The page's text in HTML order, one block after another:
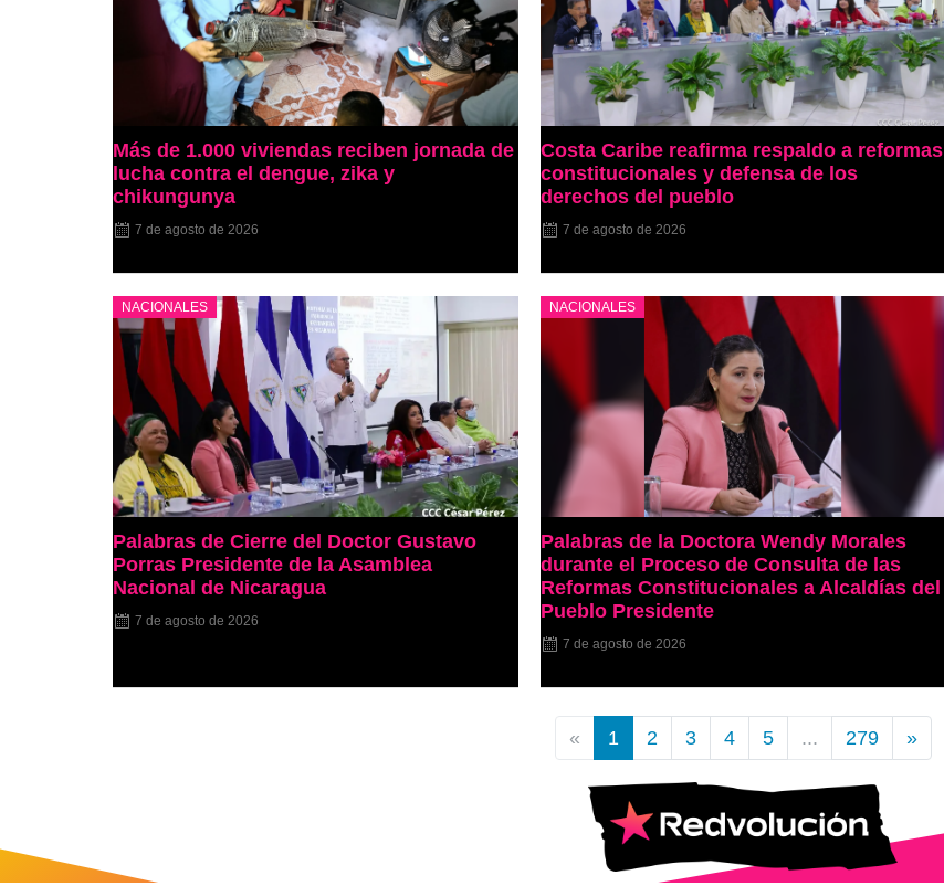
Más de 1.000 viviendas reciben jornada de
lucha contra el dengue, zika y
chikungunya
7 de agosto de 2026
Costa Caribe reafirma respaldo a reformas
constitucionales y defensa de los
derechos del pueblo
7 de agosto de 2026
NACIONALES
Palabras de Cierre del Doctor Gustavo
Porras Presidente de la Asamblea
Nacional de Nicaragua
7 de agosto de 2026
NACIONALES
Palabras de la Doctora Wendy Morales
durante el Proceso de Consulta de las
Reformas Constitucionales a Alcaldías del
Pueblo Presidente
7 de agosto de 2026
« 1 2 3 4 5 ... 279 »